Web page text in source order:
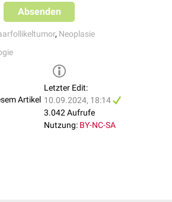
Absenden
, Neoplasie
Artikel
Letzter Edit:
10.09.2024, 18:14
3.042 Aufrufe
Nutzung: BY-NC-SA